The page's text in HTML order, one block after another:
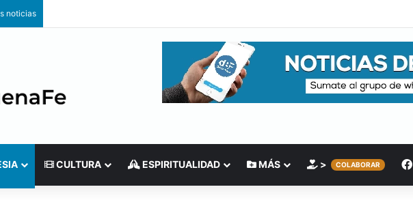
noticias
CULTURA ESPIRITUALIDAD MÁS > COLABORAR